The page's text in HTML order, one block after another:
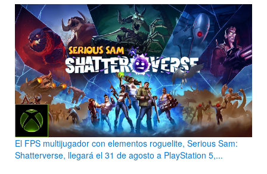
El FPS multijugador con elementos roguelite, Serious Sam:
Shatterverse, llegará el 31 de agosto a PlayStation 5,...